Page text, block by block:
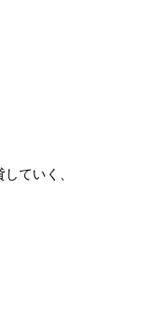
ていく、